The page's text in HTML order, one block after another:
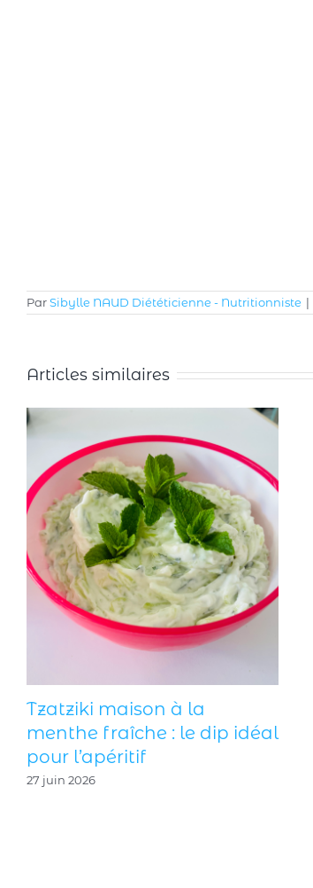
ParSibylle NAUD Diététicienne - Nutritionniste |
Articles similaires
Tzatziki maison à la
menthe fraîche : le dip idéal
pour l’apéritif
27 juin 2026